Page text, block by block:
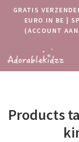
GRATIS
EURO IN BE |
(ACCOUNT
Products